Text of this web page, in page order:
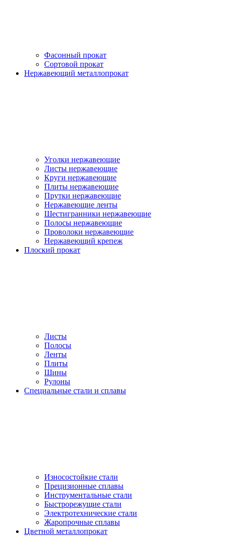
Фасонный прокат
Сортовой прокат
Нержавеющий металлопрокат
Уголки нержавеющие
Листы нержавеющие
Круги нержавеющие
Плиты нержавеющие
Прутки нержавеющие
Нержавеющие ленты
Шестигранники нержавеющие
Полосы нержавеющие
Проволоки нержавеющие
Нержавеющий крепеж
Плоский прокат
Листы
Полосы
Ленты
Плиты
Шины
Рулоны
Специальные стали и сплавы
Износостойкие стали
Прецизионные сплавы
Инструментальные стали
Быстрорежущие стали
Электротехнические стали
Жаропрочные сплавы
Цветной металлопрокат